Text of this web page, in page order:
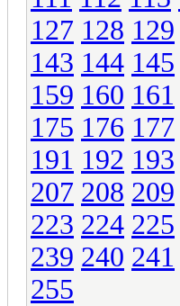
127 128 129
143 144 145
159 160 161
175 176 177
191 192 193
207 208 209
223 224 225
239 240 241
255